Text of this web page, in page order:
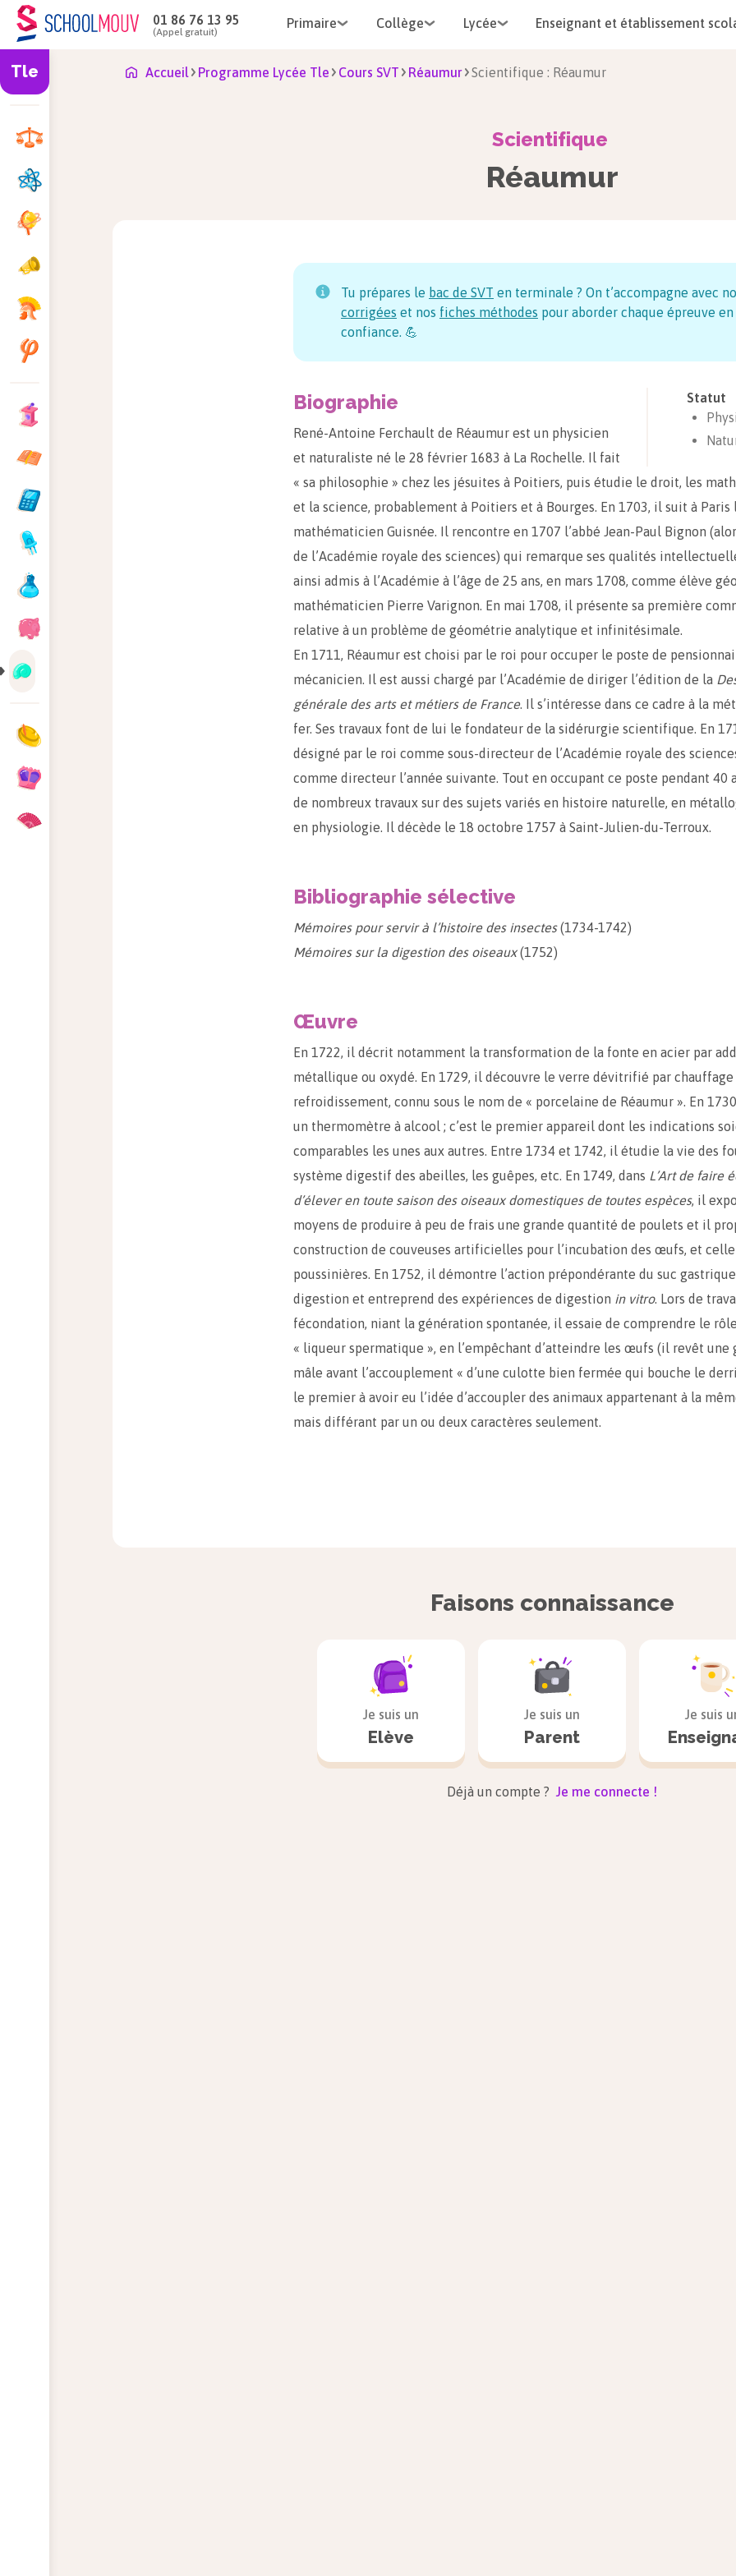
01 86 76 13 95
(Appel gratuit)
Primaire Collège Lycée Enseignant et établissement
Tle Accueil Programme Lycée Tle Cours SVT Réaumur Scientifique : Réaumur
Scientifique
Réaumur
Tu prépares le bac de SVT en terminale ? On t’accompagne avec
corrigées et nos fiches méthodes pour aborder chaque épreuve en
confiance. 💪
Statut
Biographie
René-Antoine Ferchault de Réaumur est un physicien
et naturaliste né le 28 février 1683 à La Rochelle. Il fait
« sa philosophie » chez les jésuites à Poitiers, puis étudie le droit, les
et la science, probablement à Poitiers et à Bourges. En 1703, il suit à Paris
mathématicien Guisnée. Il rencontre en 1707 l’abbé Jean-Paul Bignon
de l’Académie royale des sciences) qui remarque ses qualités
ainsi admis à l’Académie à l’âge de 25 ans, en mars 1708, comme élève
mathématicien Pierre Varignon. En mai 1708, il présente sa première
relative à un problème de géométrie analytique et infinitésimale.
En 1711, Réaumur est choisi par le roi pour occuper le poste de
mécanicien. Il est aussi chargé par l’Académie de diriger l’édition de la
générale des arts et métiers de France. Il s’intéresse dans ce cadre à la
fer. Ses travaux font de lui le fondateur de la sidérurgie scientifique. En
désigné par le roi comme sous-directeur de l’Académie royale des
comme directeur l’année suivante. Tout en occupant ce poste pendant 40
de nombreux travaux sur des sujets variés en histoire naturelle, en
en physiologie. Il décède le 18 octobre 1757 à Saint-Julien-du-Terroux.
Bibliographie sélective
Mémoires pour servir à l’histoire des insectes(1734-1742)
Mémoires sur la digestion des oiseaux(1752)
Œuvre
En 1722, il décrit notamment la transformation de la fonte en acier par
métallique ou oxydé. En 1729, il découvre le verre dévitrifié par chauffage
refroidissement, connu sous le nom de « porcelaine de Réaumur ». En
un thermomètre à alcool ; c’est le premier appareil dont les indications
comparables les unes aux autres. Entre 1734 et 1742, il étudie la vie des
système digestif des abeilles, les guêpes, etc. En 1749, dans L’Art de faire
d’élever en toute saison des oiseaux domestiques de toutes espèces, il
moyens de produire à peu de frais une grande quantité de poulets et il
construction de couveuses artificielles pour l’incubation des œufs, et
poussinières. En 1752, il démontre l’action prépondérante du suc
digestion et entreprend des expériences de digestion in vitro. Lors de
fécondation, niant la génération spontanée, il essaie de comprendre le
« liqueur spermatique », en l’empêchant d’atteindre les œufs (il revêt une
mâle avant l’accouplement « d’une culotte bien fermée qui bouche le
le premier à avoir eu l’idée d’accoupler des animaux appartenant à la
mais différant par un ou deux caractères seulement.
Faisons connaissance
Je suis un
Elève
Je suis un
Parent
Je suis
Déjà un compte ? Je me connecte !